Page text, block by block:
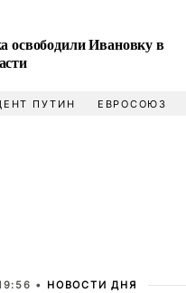
освободили Ивановку в
ПУТИН ЕВРОСОЮЗ
• НОВОСТИ ДНЯ